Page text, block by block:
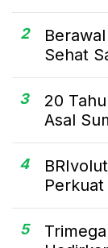
2
Sehat
3
20
Asal
4
5